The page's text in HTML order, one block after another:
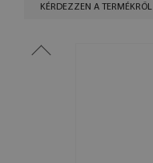
KÉRDEZZEN A TERMÉKRŐL